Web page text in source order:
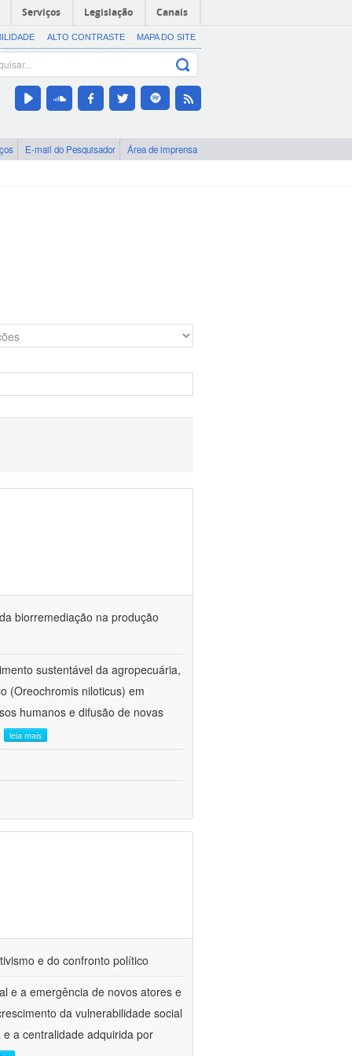
Serviços Legislação Canais
ALTO CONTRASTE MAPA DO SITE
E-mail do Pesquisador Área de imprensa
biorremediação na produção
sustentável da agropecuária,
(Oreochromis niloticus) em
humanos e difusão de novas
leia mais
e do confronto político
e a emergência de novos atores e
da vulnerabilidade social
a centralidade adquirida por